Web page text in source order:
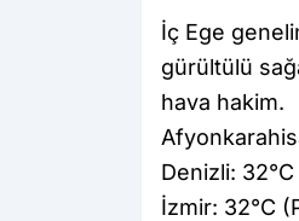
İç Ege
gürültülü
hava hakim.
Denizli:
İzmir: 32°C